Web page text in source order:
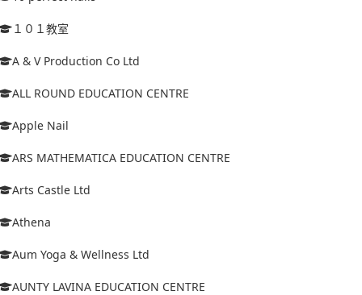
１０１教室
A & V Production Co Ltd
ALL ROUND EDUCATION CENTRE
Apple Nail
ARS MATHEMATICA EDUCATION CENTRE
Arts Castle Ltd
Athena
Aum Yoga & Wellness Ltd
AUNTY LAVINA EDUCATION CENTRE